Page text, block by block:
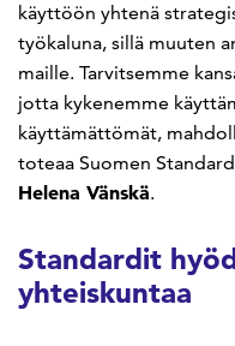
käyttöön yhtenä
työkaluna, sillä muuten
maille. Tarvitsemme
jotta kykenemme
käyttämättömät,
toteaa Suomen
Helena Vänskä.
Standardit
yhteiskuntaa